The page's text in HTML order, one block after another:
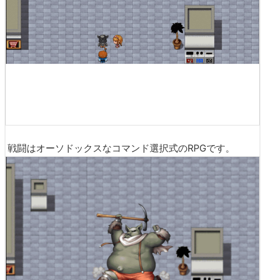
戦闘はオーソドックスなコマンド選択式のRPGです。